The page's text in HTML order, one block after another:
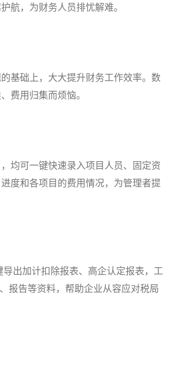
航，为财务人员排忧解难。
基础上，大大提升财务工作效率。数
费用归集而烦恼。
均可一键快速录入项目人员、固定资
度和各项目的费用情况，为管理者提
出加计扣除报表、高企认定报表，工
报告等资料，帮助企业从容应对税局